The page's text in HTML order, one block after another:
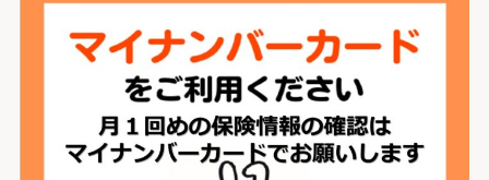
取材のご案内
入札情報
情報公開
臨床研究に関する情報公開
病室について
その他のご案内
診断書等について
診療録（カルテ）の開示について
人間ドック・健診について
後払い会計サービスについて
乳腺外科
形成外科
皮膚科
泌尿器科
産婦人科
耳鼻咽喉科・頭頸部外科
めまい・平衡神経科
放射線診断科
応募する
医療関係者の方
人間ドック・健診を
ご希望の方